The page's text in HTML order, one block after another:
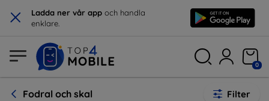
× Ladda ner vår app och handla
enklare.
0
Fodral och skal Filter